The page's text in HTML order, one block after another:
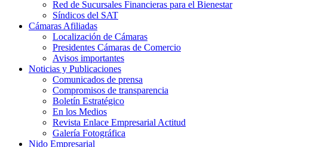
Red de Sucursales Financieras para el Bienestar
Síndicos del SAT
Cámaras Afiliadas
Localización de Cámaras
Presidentes Cámaras de Comercio
Avisos importantes
Noticias y Publicaciones
Comunicados de prensa
Compromisos de transparencia
Boletín Estratégico
En los Medios
Revista Enlace Empresarial Actitud
Galería Fotográfica
Nido Empresarial